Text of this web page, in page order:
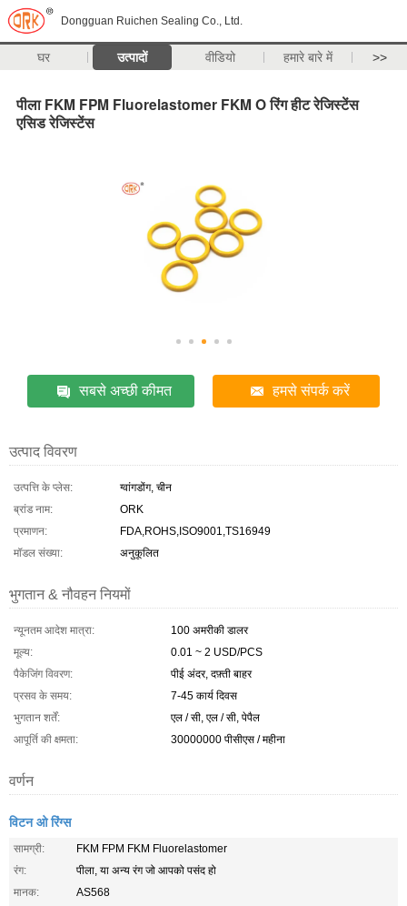
Dongguan Ruichen Sealing Co., Ltd.
घर उत्पादों वीडियो हमारे बारे में >>
पीला FKM FPM Fluorelastomer FKM O रिंग हीट रेजिस्टेंस
एसिड रेजिस्टेंस
सबसे अच्छी कीमत हमसे संपर्क करें
उत्पाद विवरण
उत्पत्ति के प्लेस:
ग्वांगडोंग, चीन
ब्रांड नाम:
ORK
प्रमाणन:
FDA,ROHS,ISO9001,TS16949
मॉडल संख्या:
अनुकूलित
भुगतान & नौवहन नियमों
न्यूनतम आदेश मात्रा:
100 अमरीकी डालर
मूल्य:
0.01 ~ 2 USD/PCS
पैकेजिंग विवरण:
पीई अंदर, दफ़्ती बाहर
प्रसव के समय:
7-45 कार्य दिवस
भुगतान शर्तें:
एल / सी, एल / सी, पेपैल
आपूर्ति की क्षमता:
30000000 पीसीएस / महीना
वर्णन
विटन ओ रिंग्स
सामग्री:
FKM FPM FKM Fluorelastomer
रंग:
पीला, या अन्य रंग जो आपको पसंद हो
मानक:
AS568